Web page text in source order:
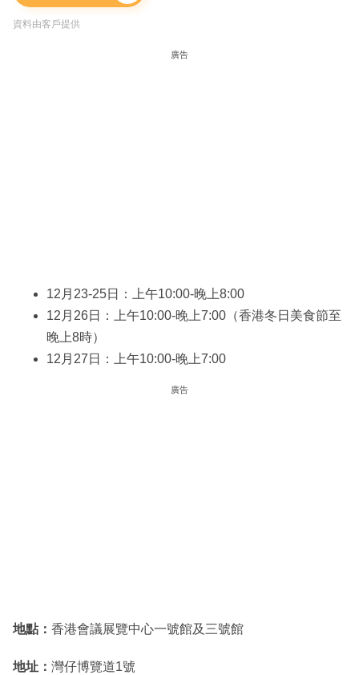
資料由客戶提供
廣告
12月23-25日：上午10:00-晚上8:00
12月26日：上午10:00-晚上7:00（香港冬日美食節至
晚上8時）
12月27日：上午10:00-晚上7:00
廣告
地點： 香港會議展覽中心一號館及三號館
地址： 灣仔博覽道1號